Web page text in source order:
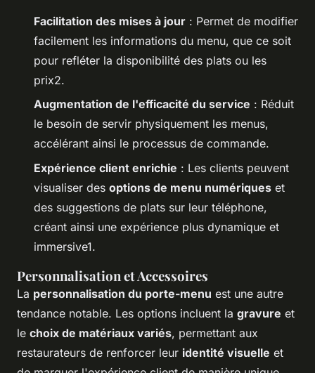
Facilitation des mises à jour : Permet de modifier
facilement les informations du menu, que ce soit
pour refléter la disponibilité des plats ou les
prix2.
Augmentation de l'efficacité du service : Réduit
le besoin de servir physiquement les menus,
accélérant ainsi le processus de commande.
Expérience client enrichie : Les clients peuvent
visualiser des options de menu numériques et
des suggestions de plats sur leur téléphone,
créant ainsi une expérience plus dynamique et
immersive1.
Personnalisation et Accessoires
La personnalisation du porte-menu est une autre
tendance notable. Les options incluent la gravure et
le choix de matériaux variés, permettant aux
restaurateurs de renforcer leur identité visuelle et